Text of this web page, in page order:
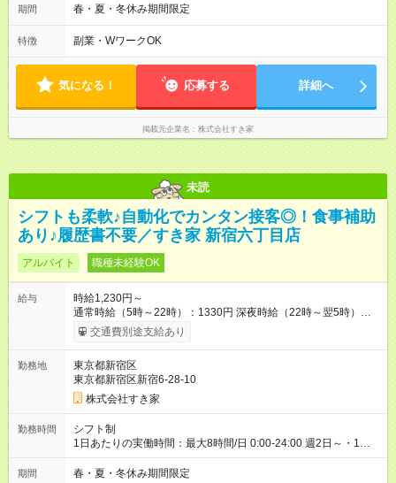
後帯 14:00-18:00 〇夜帯 18:00-22:00 〇深夜帯 22:00-翌5:00 基
ます♪
期間 春・夏・冬休み期間限定
特徴 副業・WワークOK
気になる！ 応募する 詳細へ
掲載元企業名 株式会社すき家
未読
シフトも柔軟♪自動化でカンタン接客◎！食事補助
あり♪履歴書不要／すき家 新宿六丁目店
アルバイト 職種未経験OK
給与
時給1,230円～
通常時給（5時～22時）：1330円 深夜時給（22時～翌5時）：
1663円 高校生時給：1230円 【特別手当】早朝手当（5：00-9：
00）時給+150円 【試用期間】試用期間あり 試用期間の長さ：1
30日（※条件変更なし）ですが、切り上げで一ヶ月とさせてい
ただきます。 研修制度あり：15時間(研修中も同時給）
交通費別途支給あり
勤務地
東京都新宿区
東京都新宿区新宿6-28-10
株式会社すき家
勤務時間
シフト制
1日あたりの実働時間：最大8時間/日 0:00-24:00 週2日～・1日
2h～OK ＜シフト例＞ 〇朝帯 5:00-9:00 〇昼帯 9:00-14:00 〇午
後帯 14:00-18:00 〇夜帯 18:00-22:00 〇深夜帯 22:00-翌5:00 基
期間 春・夏・冬休み期間限定